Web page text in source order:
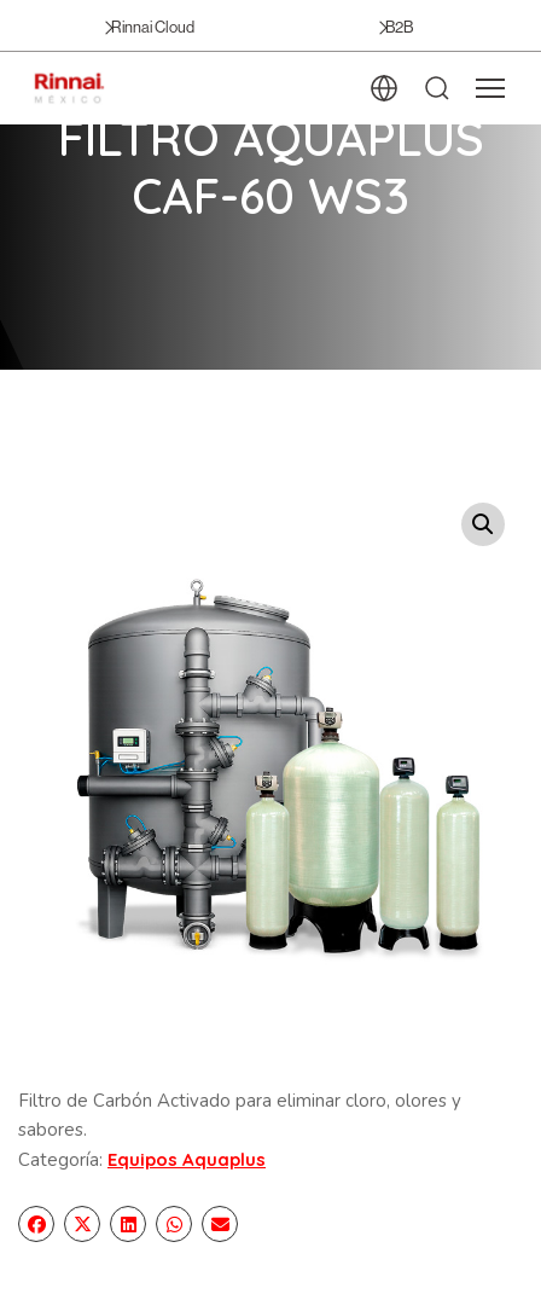
Rinnai Cloud B2B
FILTRO AQUAPLUS
CAF-60 WS3
Filtro de Carbón Activado para eliminar cloro, olores y
sabores.
Categoría: Equipos Aquaplus